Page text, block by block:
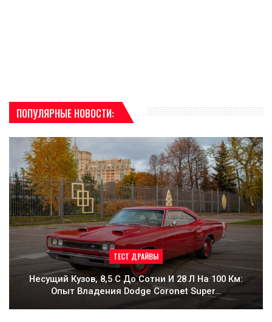
ПОПУЛЯРНЫЕ НОВОСТИ:
ТЕСТ ДРАЙВЫ
Несущий Кузов, 8,5 С До Сотни И 28 Л На 100 Км:
Опыт Владения Dodge Coronet Super…